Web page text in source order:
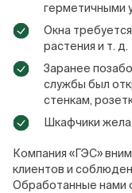
герметичными
Окна
растения и т. д.
Заранее
службы был
стенкам,
Шкафчики
Компания «ГЭС»
клиентов и
Обработанные нами